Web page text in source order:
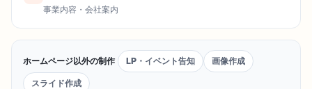
事業内容・会社案内
ホームページ以外の制作 LP・イベント告知 画像作成
スライド作成